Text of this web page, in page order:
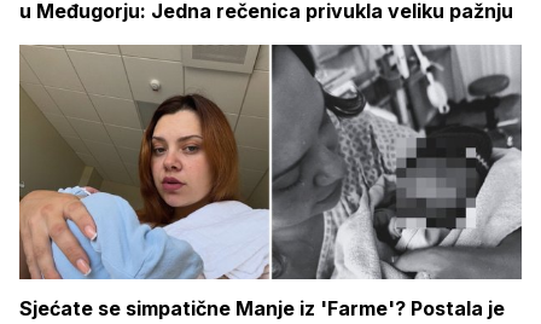
u Međugorju: Jedna rečenica privukla veliku pažnju
Sjećate se simpatične Manje iz 'Farme'? Postala je